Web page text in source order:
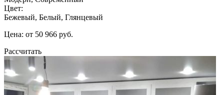
Цвет:
Бежевый, Белый, Глянцевый
Цена: от 50 966 руб.
Рассчитать